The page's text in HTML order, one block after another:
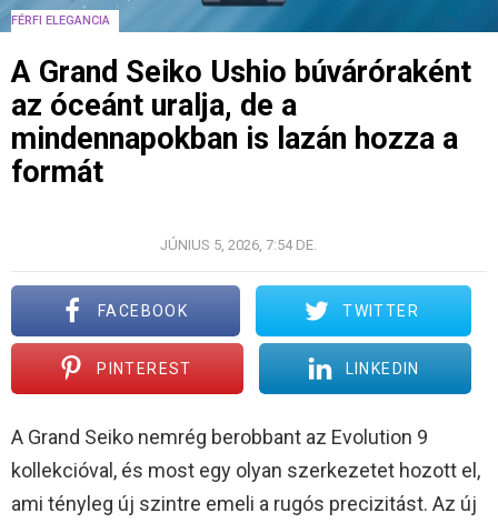
FÉRFI ELEGANCIA
A Grand Seiko Ushio búváróraként
az óceánt uralja, de a
mindennapokban is lazán hozza a
formát
JÚNIUS 5, 2026, 7:54 DE.
FACEBOOK TWITTER
PINTEREST LINKEDIN
A Grand Seiko nemrég berobbant az Evolution 9
kollekcióval, és most egy olyan szerkezetet hozott el,
ami tényleg új szintre emeli a rugós precizitást. Az új